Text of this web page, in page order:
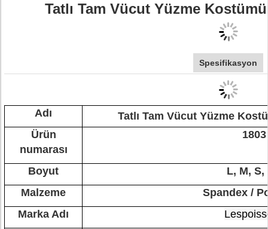
Tatlı Tam Vücut Yüzme
Spesifikasyon
Adı
Tatlı Tam Vücut Yüzme
Ürün
numarası
1803
Boyut
L, M, S,
Malzeme
Spandex /
Marka Adı